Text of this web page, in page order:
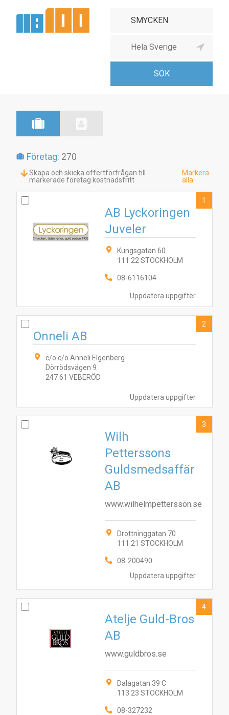
Företag: 270
Skapa och skicka offertförfrågan till
markerade företag kostnadsfritt
Markera
alla
Uppdatera uppgifter
AB Lyckoringen
Juveler
Kungsgatan 60
111 22 STOCKHOLM
08-6116104
1
Uppdatera uppgifter
Onneli AB
c/o c/o Anneli Elgenberg
Dörrödsvägen 9
247 61 VEBERÖD
2
Uppdatera uppgifter
Wilh
Petterssons
Guldsmedsaffär
AB
www.wilhelmpettersson.se
Drottninggatan 70
111 21 STOCKHOLM
08-200490
3
Atelje Guld-Bros
AB
www.guldbros.se
Dalagatan 39 C
113 23 STOCKHOLM
08-327232
4